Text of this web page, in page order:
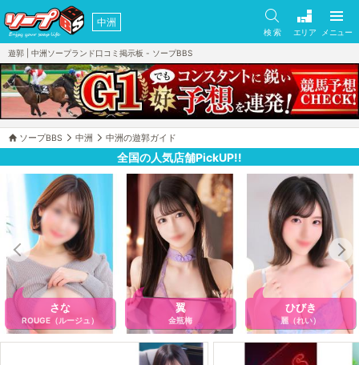
中洲
検 索 エリア メニュー
遊郭 | 中洲ソープランド口コミ掲示板 - ソープBBS
ソープBBS 中洲 中洲の遊郭ガイド
全国の人気店舗PickUP!!
さな
ROUGE（ルージュ）
翼
金瓶梅
ひびき
麗（れい）